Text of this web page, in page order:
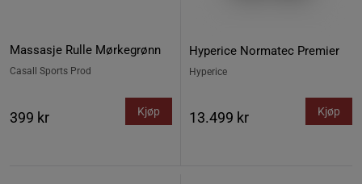
Massasje Rulle Mørkegrønn
Casall Sports Prod
399 kr Kjøp
Hyperice Normatec Premier
Hyperice
13.499 kr Kjøp